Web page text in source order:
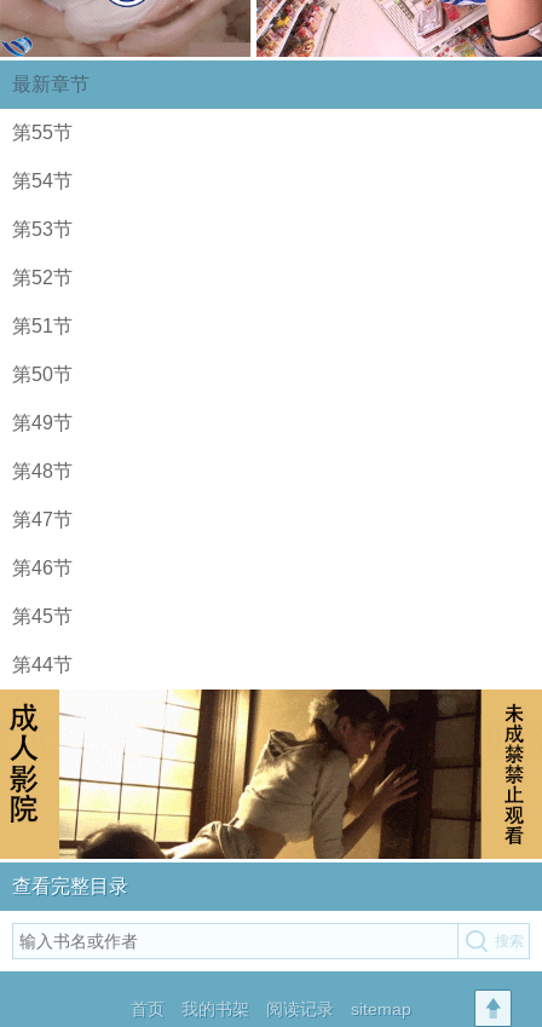
最新章节
第55节
第54节
第53节
第52节
第51节
第50节
第49节
第48节
第47节
第46节
第45节
第44节
查看完整目录
首页 我的书架 阅读记录 sitemap